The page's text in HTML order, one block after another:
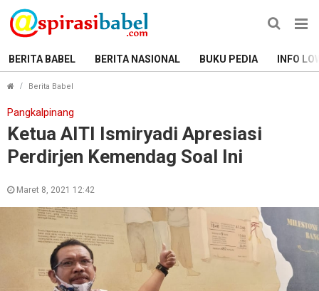
BERITA BABEL BERITA NASIONAL BUKU PEDIA INFO
Berita Babel
Pangkalpinang
Ketua AITI Ismiryadi Apresiasi
Perdirjen Kemendag Soal Ini
Maret 8, 2021 12:42